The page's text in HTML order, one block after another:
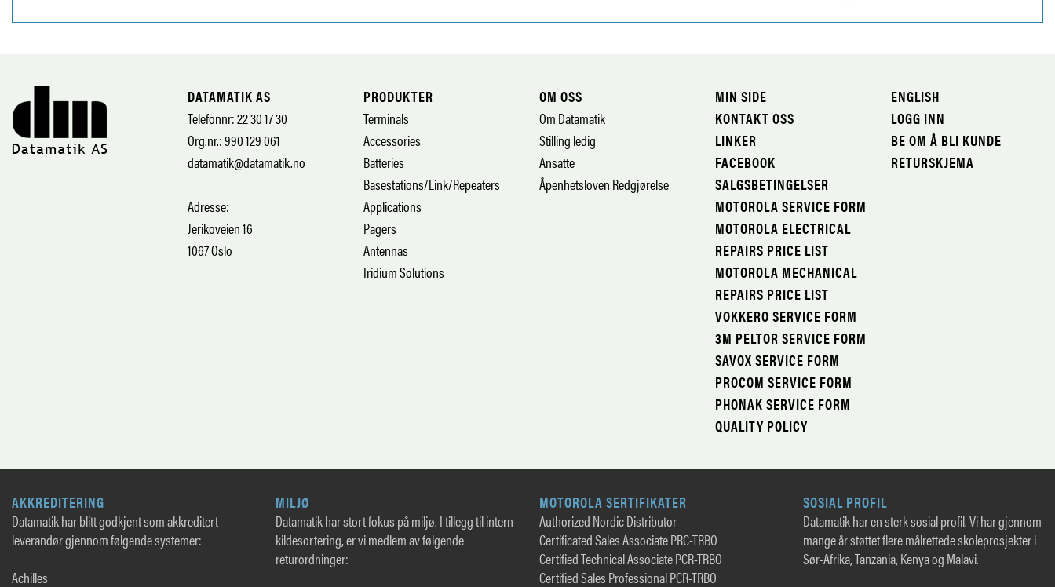
DATAMATIK AS
Telefonnr: 22 30 17 30
Org.nr.: 990 129 061
datamatik@datamatik.no
Adresse:
Jerikoveien 16
1067 Oslo
PRODUKTER
Terminals
Accessories
Batteries
Basestations/Link/Repeaters
Applications
Pagers
Antennas
Iridium Solutions
OM OSS
Om Datamatik
Stilling ledig
Ansatte
Åpenhetsloven Redgjørelse
MIN SIDE
KONTAKT OSS
LINKER
FACEBOOK
SALGSBETINGELSER
MOTOROLA SERVICE FORM
MOTOROLA ELECTRICAL
REPAIRS PRICE LIST
MOTOROLA MECHANICAL
REPAIRS PRICE LIST
VOKKERO SERVICE FORM
3M PELTOR SERVICE FORM
SAVOX SERVICE FORM
PROCOM SERVICE FORM
PHONAK SERVICE FORM
QUALITY POLICY
ENGLISH
LOGG INN
BE OM Å BLI KUNDE
RETURSKJEMA
AKKREDITERING
Datamatik har blitt godkjent som akkreditert
leverandør gjennom følgende systemer:
Achilles
MILJØ
Datamatik har stort fokus på miljø. I tillegg til intern
kildesortering, er vi medlem av følgende
returordninger:
MOTOROLA SERTIFIKATER
Authorized Nordic Distributor
Certificated Sales Associate PRC-TRBO
Certified Technical Associate PCR-TRBO
Certified Sales Professional PCR-TRBO
SOSIAL PROFIL
Datamatik har en sterk sosial profil. Vi har gjennom
mange år støttet flere målrettede skoleprosjekter i
Sør-Afrika, Tanzania, Kenya og Malavi.